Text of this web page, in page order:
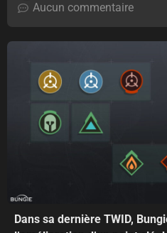
Aucun commentaire
Dans sa dernière TWID,